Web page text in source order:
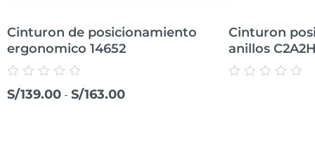
Cinturon de posicionamiento
ergonomico 14652
Valorado
con
S/139.00 - S/163.00
Cinturon
anillos